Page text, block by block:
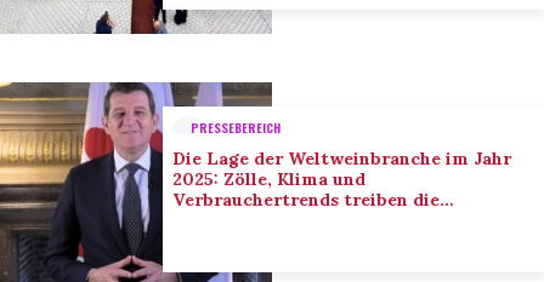
PRESSEBEREICH
Die Lage der Weltweinbranche im Jahr
2025: Zölle, Klima und
Verbrauchertrends treiben die